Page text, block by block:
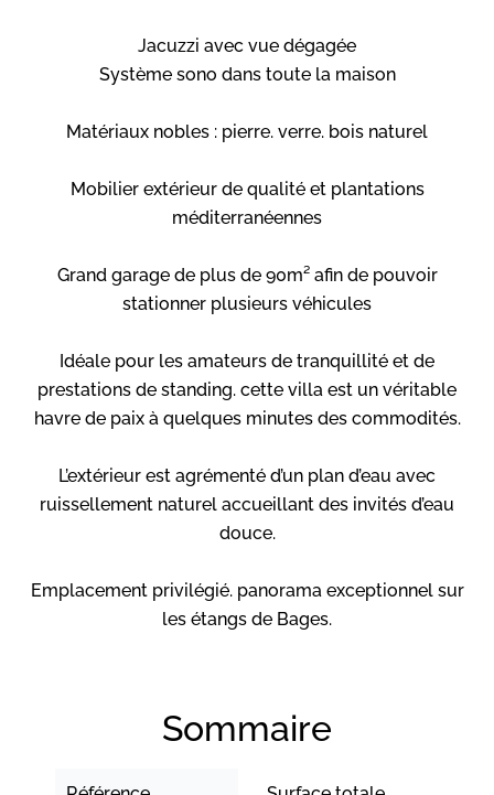
Jacuzzi avec vue dégagée
Système sono dans toute la maison
Matériaux nobles : pierre. verre. bois naturel
Mobilier extérieur de qualité et plantations
méditerranéennes
Grand garage de plus de 90m² afin de pouvoir
stationner plusieurs véhicules
Idéale pour les amateurs de tranquillité et de
prestations de standing. cette villa est un véritable
havre de paix à quelques minutes des commodités.
L’extérieur est agrémenté d’un plan d’eau avec
ruissellement naturel accueillant des invités d’eau
douce.
Emplacement privilégié. panorama exceptionnel sur
les étangs de Bages.
Sommaire